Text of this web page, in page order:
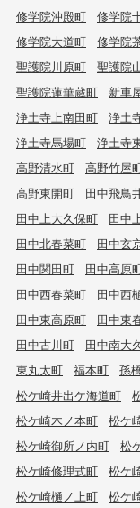
修学院沖殿町
修学院
修学院大道町
修学院
聖護院川原町
聖護院
聖護院蓮華蔵町
新車
浄土寺上南田町
浄土
浄土寺馬場町
浄土寺
高野清水町
高野竹屋
高野東開町
田中飛鳥
田中上大久保町
田中
田中北春菜町
田中玄
田中関田町
田中高原
田中西春菜町
田中西
田中東高原町
田中東
田中古川町
田中南大
東丸太町
福本町 孫
松ケ崎井出ケ海道町
松ケ崎木ノ本町
松ケ
松ケ崎御所ノ内町
松
松ケ崎修理式町
松ケ
松ケ崎樋ノ上町
松ケ